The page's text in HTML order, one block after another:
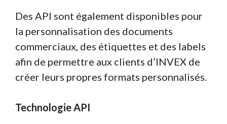
Des API sont également disponibles pour
la personnalisation des documents
commerciaux, des étiquettes et des labels
afin de permettre aux clients d’INVEX de
créer leurs propres formats personnalisés.
Technologie API